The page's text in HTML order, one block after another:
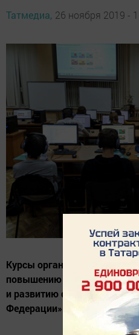
Татмедиа, 26 ноября 2019 -
Курсы организованы в
повышению уровня
и развитию финансового
Федерации».